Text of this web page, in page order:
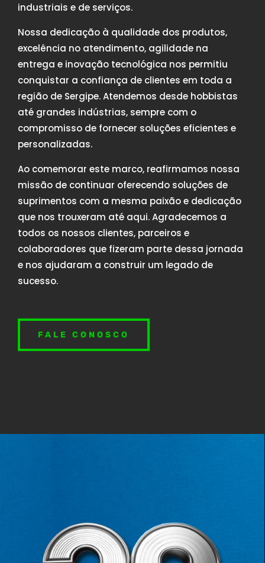
industriais e de serviços.
Nossa dedicação à qualidade dos produtos,
excelência no atendimento, agilidade na
entrega e inovação tecnológica nos permitiu
conquistar a confiança de clientes em toda a
região de Sergipe. Atendemos desde hobbistas
até grandes indústrias, sempre com o
compromisso de fornecer soluções eficientes e
personalizadas.
Ao comemorar este marco, reafirmamos nossa
missão de continuar oferecendo soluções de
suprimentos com a mesma paixão e dedicação
que nos trouxeram até aqui. Agradecemos a
todos os nossos clientes, parceiros e
colaboradores que fizeram parte dessa jornada
e nos ajudaram a construir um legado de
sucesso.
FALE CONOSCO